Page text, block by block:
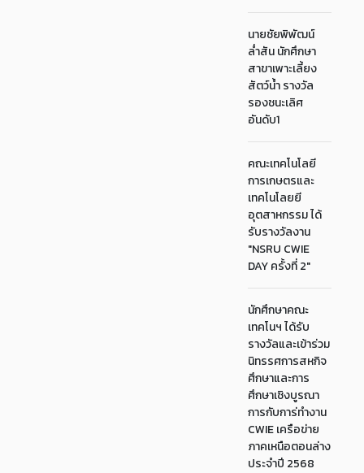
นายชัยพิพัฒน์
ล่ำสัน นักศึกษา
สาขาเพาะเลี้ยง
สัตว์น้ำ รางวัล
รองชนะเลิศ
อันดับ1
คณะเทคโนโลยี
การเกษตรและ
เทคโนโลยยี
อุตสาหกรรม ได้
รับรางวัลงาน
"NSRU CWIE
DAY ครั้งที่ 2"
นักศึกษาคณะ
เทคโนฯ ได้รับ
รางวัลและเข้าร่วม
นิทรรศการสหกิจ
ศึกษาและการ
ศึกษาเชิงบูรณา
การกับการ่ทำงาน
CWIE เครือข่าย
ภาคเหนือตอนล่าง
ประจำปี 2568